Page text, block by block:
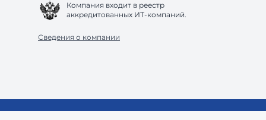
Компания входит в реестр
аккредитованных ИТ-компаний.
Сведения о компании